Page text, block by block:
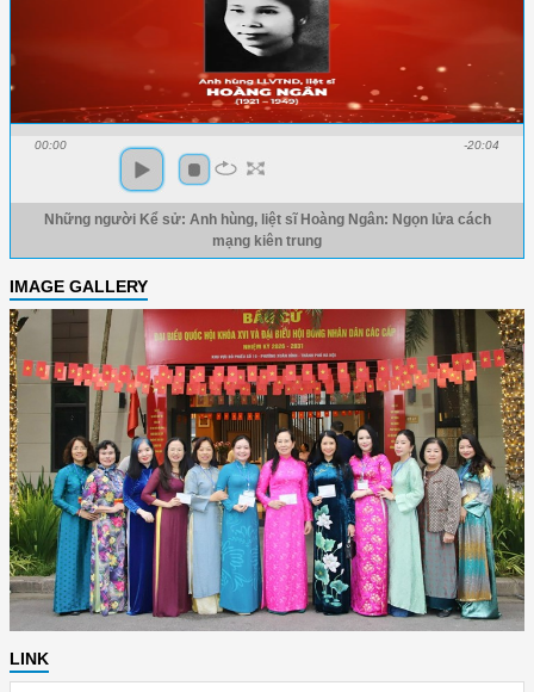
00:00 -20:04
Những người Kể sử: Anh hùng, liệt sĩ Hoàng Ngân: Ngọn lửa cách
mạng kiên trung
IMAGE GALLERY
LINK